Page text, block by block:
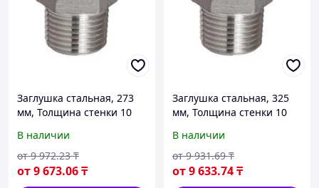
Заглушка стальная, 273
мм, Толщина стенки 10
В наличии
от9 673.06₸
от 9 972.23 ₸
Заглушка стальная, 325
мм, Толщина стенки 10
В наличии
от9 633.74₸
от 9 931.69 ₸